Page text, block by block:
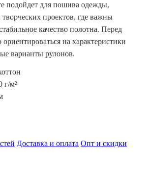
подойдет для пошива одежды,
творческих проектов, где важны
качество полотна. Перед
на характеристики
варианты рулонов.
г/м²
Доставка и оплата Опт и скидки